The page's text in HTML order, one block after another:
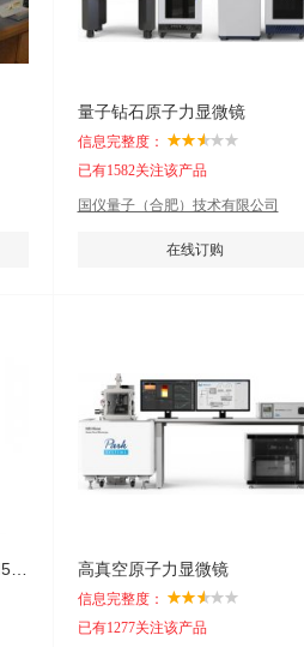
量子钻石原子力显微镜
信息完整度：
已有1582关注该产品
国仪量子（合肥）技术有限公司
在线订购
高真空原子力显微镜
信息完整度：
已有1277关注该产品